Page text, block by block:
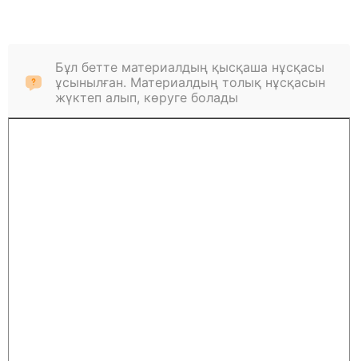
Бұл бетте материалдың қысқаша нұсқасы
ұсынылған. Материалдың толық нұсқасын
жүктеп алып, көруге болады